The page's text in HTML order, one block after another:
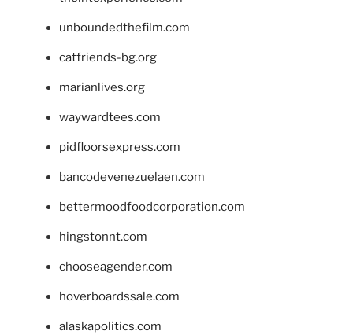
unboundedthefilm.com
catfriends-bg.org
marianlives.org
waywardtees.com
pidfloorsexpress.com
bancodevenezuelaen.com
bettermoodfoodcorporation.com
hingstonnt.com
chooseagender.com
hoverboardssale.com
alaskapolitics.com